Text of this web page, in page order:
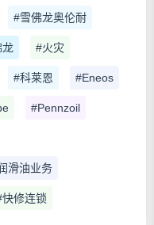
#雪佛龙奥伦耐
龙 #火灾
#科莱恩 #Eneos
#Pennzoil
滑油业务
快修连锁